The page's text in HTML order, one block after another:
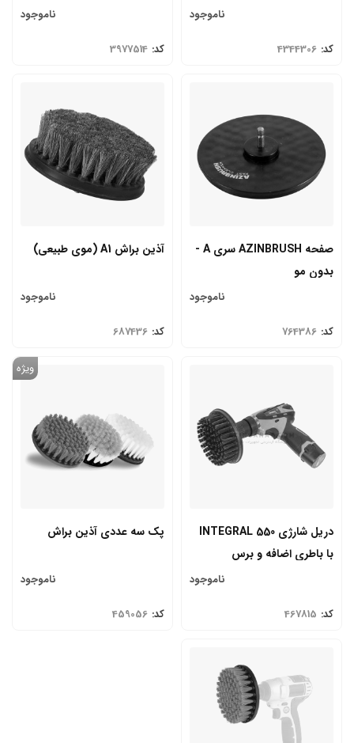
ناموجود
کد: 4344306
ناموجود
کد: 3977514
صفحه AZINBRUSH سری A -
بدون مو
ناموجود
کد: 764386
آذین براش A1 (موی طبیعی)
ناموجود
کد: 687436
دریل شارژی INTEGRAL 550
با باطری اضافه و برس
ناموجود
کد: 467815
ویژه
پک سه عددی آذین براش
ناموجود
کد: 459056